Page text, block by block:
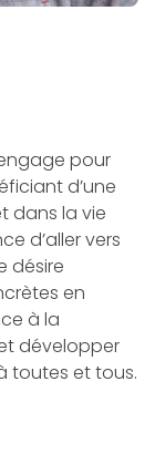
pour
d’une
dans la vie
d’aller vers
désire
en
à la
développer
toutes et tous.